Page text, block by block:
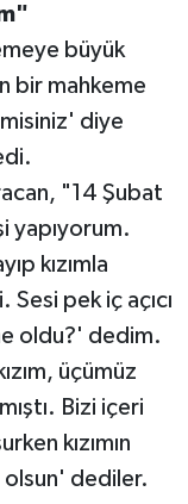
büyük
bir mahkeme
diye
"14 Şubat
yapıyorum.
kızımla
pek iç açıcı
oldu?' dedim.
üçümüz
Bizi içeri
kızımın
olsun' dediler.